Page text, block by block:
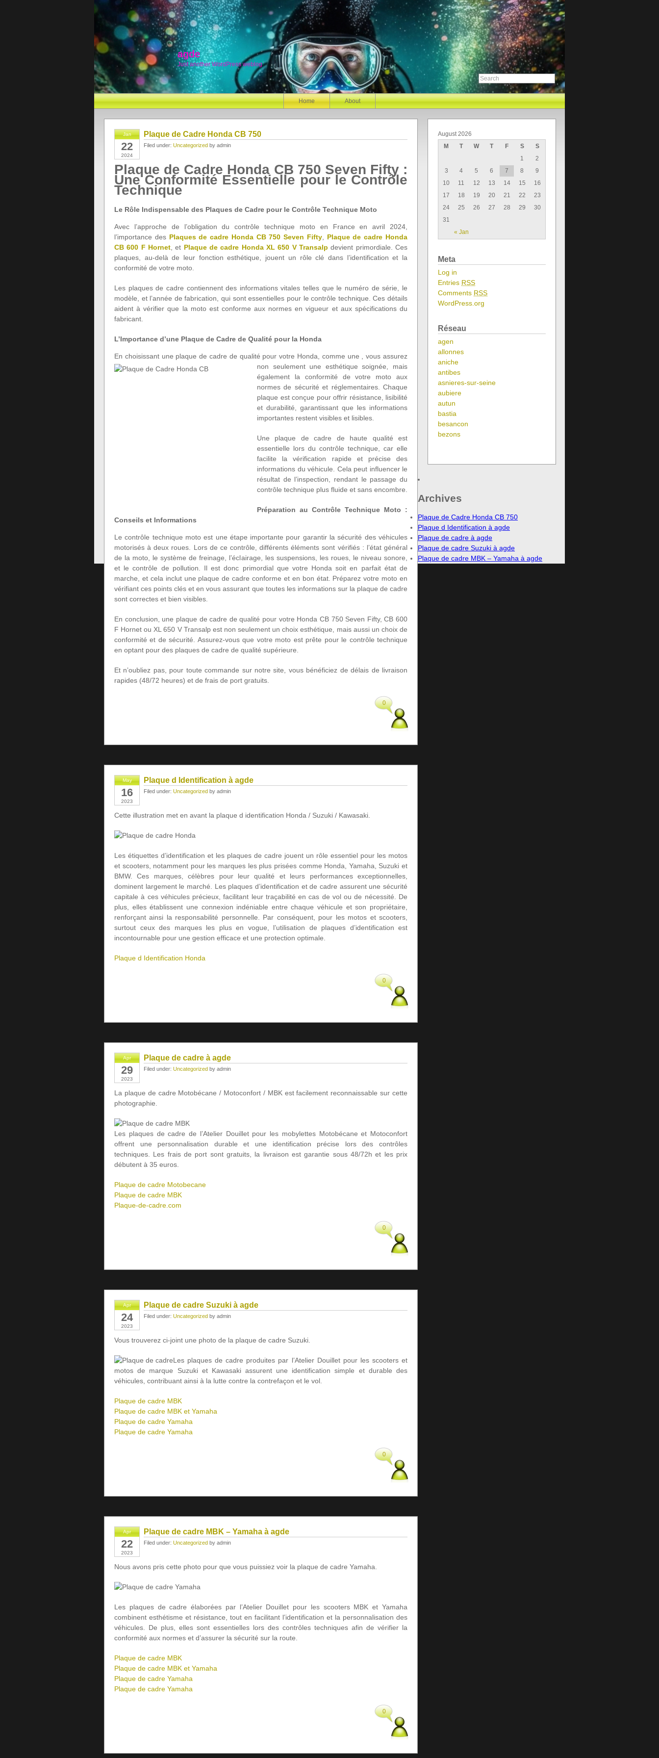
agde
Just another WordPress weblog
Home About
Jan
22
2024
Plaque de Cadre Honda CB 750
Filed under: Uncategorized by admin
Plaque de Cadre Honda CB 750 Seven Fifty :
Une Conformité Essentielle pour le Contrôle
Technique
Le Rôle Indispensable des Plaques de Cadre pour le Contrôle Technique Moto
Avec l’approche de l’obligation du contrôle technique moto en France en avril 2024,
l’importance des Plaques de cadre Honda CB 750 Seven Fifty, Plaque de cadre Honda
CB 600 F Hornet , et Plaque de cadre Honda XL 650 V Transalp devient primordiale. Ces
plaques, au-delà de leur fonction esthétique, jouent un rôle clé dans l’identification et la
conformité de votre moto.
Les plaques de cadre contiennent des informations vitales telles que le numéro de série, le
modèle, et l’année de fabrication, qui sont essentielles pour le contrôle technique. Ces détails
aident à vérifier que la moto est conforme aux normes en vigueur et aux spécifications du
fabricant.
L’Importance d’une Plaque de Cadre de Qualité pour la Honda
En choisissant une plaque de cadre de qualité pour votre Honda, comme une
, vous assurez
non seulement une esthétique soignée, mais
également la conformité de votre moto aux
normes de sécurité et réglementaires. Chaque
plaque est conçue pour offrir résistance, lisibilité
et durabilité, garantissant que les informations
importantes restent visibles et lisibles.
Une plaque de cadre de haute qualité est
essentielle lors du contrôle technique, car elle
facilite la vérification rapide et précise des
informations du véhicule. Cela peut influencer le
résultat de l’inspection, rendant le passage du
contrôle technique plus fluide et sans encombre.
Préparation au Contrôle Technique Moto :
Conseils et Informations
Le contrôle technique moto est une étape importante pour garantir la sécurité des véhicules
motorisés à deux roues. Lors de ce contrôle, différents éléments sont vérifiés : l’état général
de la moto, le système de freinage, l’éclairage, les suspensions, les roues, le niveau sonore,
et le contrôle de pollution. Il est donc primordial que votre Honda soit en parfait état de
marche, et cela inclut une plaque de cadre conforme et en bon état. Préparez votre moto en
vérifiant ces points clés et en vous assurant que toutes les informations sur la plaque de cadre
sont correctes et bien visibles.
En conclusion, une plaque de cadre de qualité pour votre Honda CB 750 Seven Fifty, CB 600
F Hornet ou XL 650 V Transalp est non seulement un choix esthétique, mais aussi un choix de
conformité et de sécurité. Assurez-vous que votre moto est prête pour le contrôle technique
en optant pour des plaques de cadre de qualité supérieure.
Et n’oubliez pas, pour toute commande sur notre site, vous bénéficiez de délais de livraison
rapides (48/72 heures) et de frais de port gratuits.
0
May
16
2023
Plaque d Identification à agde
Filed under: Uncategorized by admin
Cette illustration met en avant la plaque d identification Honda / Suzuki / Kawasaki.
Les étiquettes d’identification et les plaques de cadre jouent un rôle essentiel pour les motos
et scooters, notamment pour les marques les plus prisées comme Honda, Yamaha, Suzuki et
BMW. Ces marques, célèbres pour leur qualité et leurs performances exceptionnelles,
dominent largement le marché. Les plaques d’identification et de cadre assurent une sécurité
capitale à ces véhicules précieux, facilitant leur traçabilité en cas de vol ou de nécessité. De
plus, elles établissent une connexion indéniable entre chaque véhicule et son propriétaire,
renforçant ainsi la responsabilité personnelle. Par conséquent, pour les motos et scooters,
surtout ceux des marques les plus en vogue, l’utilisation de plaques d’identification est
incontournable pour une gestion efficace et une protection optimale.
Plaque d Identification Honda
0
Apr
29
2023
Plaque de cadre à agde
Filed under: Uncategorized by admin
La plaque de cadre Motobécane / Motoconfort / MBK est facilement reconnaissable sur cette
photographie.
Les plaques de cadre de l’Atelier Douillet pour les mobylettes Motobécane et Motoconfort
offrent une personnalisation durable et une identification précise lors des contrôles
techniques. Les frais de port sont gratuits, la livraison est garantie sous 48/72h et les prix
débutent à 35 euros.
Plaque de cadre Motobecane
Plaque de cadre MBK
Plaque-de-cadre.com
0
Apr
24
2023
Plaque de cadre Suzuki à agde
Filed under: Uncategorized by admin
Vous trouverez ci-joint une photo de la plaque de cadre Suzuki.
Les plaques de cadre produites par l’Atelier Douillet pour les scooters et
motos de marque Suzuki et Kawasaki assurent une identification simple et durable des
véhicules, contribuant ainsi à la lutte contre la contrefaçon et le vol.
Plaque de cadre MBK
Plaque de cadre MBK et Yamaha
Plaque de cadre Yamaha
Plaque de cadre Yamaha
0
Apr
22
2023
Plaque de cadre MBK – Yamaha à agde
Filed under: Uncategorized by admin
Nous avons pris cette photo pour que vous puissiez voir la plaque de cadre Yamaha.
Les plaques de cadre élaborées par l’Atelier Douillet pour les scooters MBK et Yamaha
combinent esthétisme et résistance, tout en facilitant l’identification et la personnalisation des
véhicules. De plus, elles sont essentielles lors des contrôles techniques afin de vérifier la
conformité aux normes et d’assurer la sécurité sur la route.
Plaque de cadre MBK
Plaque de cadre MBK et Yamaha
Plaque de cadre Yamaha
Plaque de cadre Yamaha
0
August 2026
M
T W T F S S
« Jan
1
2
3
4 5 6 7 8
9
10
11 12 13 14 15
16
17
18 19 20 21 22
23
24
25 26 27 28 29
30
31
Meta
Log in
Entries RSS
Comments RSS
WordPress.org
Réseau
agen
allonnes
aniche
antibes
asnieres-sur-seine
aubiere
autun
bastia
besancon
bezons
Archives
Plaque de Cadre Honda CB 750
Plaque d Identification à agde
Plaque de cadre à agde
Plaque de cadre Suzuki à agde
Plaque de cadre MBK – Yamaha à agde